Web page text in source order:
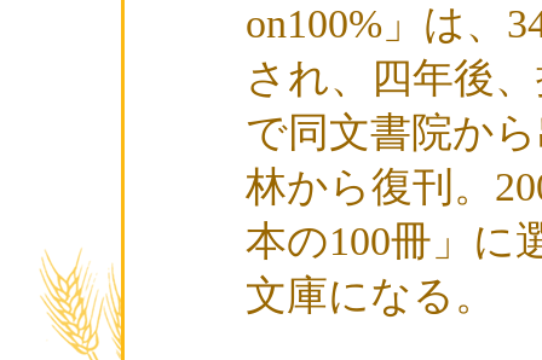
on100%」は、
され、四年後
で同文書院か
林から復刊。
本の100冊」に
文庫になる。